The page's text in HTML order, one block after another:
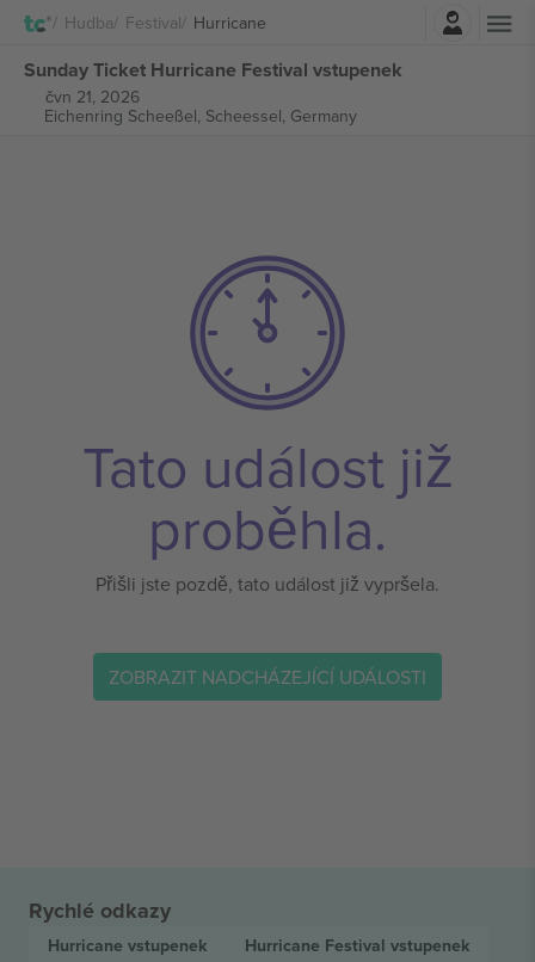
Hudba Festival Hurricane
Sunday Ticket Hurricane Festival vstupenek
čvn 21, 2026
Eichenring Scheeßel, Scheessel, Germany
Tato událost již
proběhla.
Přišli jste pozdě, tato událost již vypršela.
ZOBRAZIT NADCHÁZEJÍCÍ UDÁLOSTI
Rychlé odkazy
Hurricane vstupenek Hurricane Festival vstupenek